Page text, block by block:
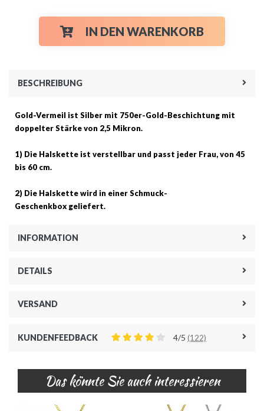
IN DEN WARENKORB
BESCHREIBUNG
Gold-Vermeil ist Silber mit 750er-Gold-Beschichtung mit
doppelter Stärke von 2,5 Mikron.
1) Die Halskette ist verstellbar und passt jeder Frau, von 45
bis 60 cm.
2) Die Halskette wird in einer Schmuck-
Geschenkbox geliefert.
INFORMATION
DETAILS
VERSAND
KUNDENFEEDBACK 4/5 (122)
Das könnte Sie auch interessieren